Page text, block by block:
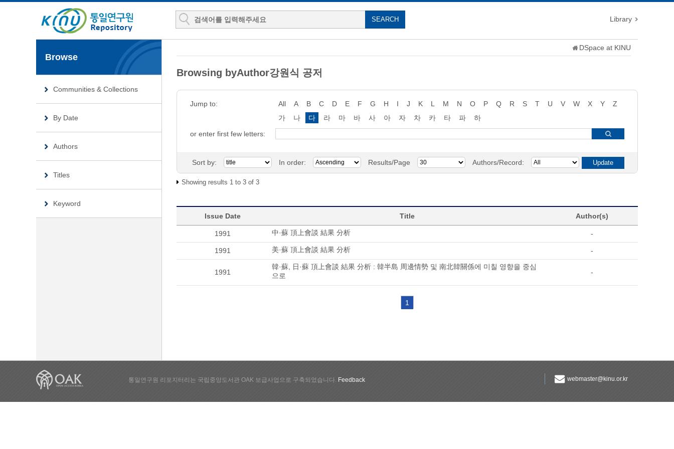
Library
Browse
Communities & Collections
By Date
Authors
Titles
Keyword
DSpace at KINU
Browsing byAuthor강원식 공저
Jump to: All A B C D E F G H I J K L M N O P Q R S T U V W X Y
Z
가
나 다 라 마 바 사 아 자 차 카 타 파
하
or enter first few letters:
Sort by: In order: Results/Page Authors/Record:
Showing results 1 to 3 of 3
Issue Date Title Author(s)
1991 中·蘇 頂上會談 結果 分析 -
1991 美·蘇 頂上會談 結果 分析 -
1991
韓·蘇, 日·蘇 頂上會談 結果 分析 : 韓半島 周邊情勢 및 南北韓關係에 미칠 영향을 중심
으로
-
1
webmaster@kinu.or.kr
통일연구원 리포지터리는 국립중앙도서관 OAK 보급사업으로 구축되었습니다. Feedback